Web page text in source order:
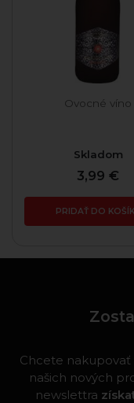
Ovocné víno
Skladom
3,99 €
PRIDAŤ DO
Chcete
našich nových
newslettra